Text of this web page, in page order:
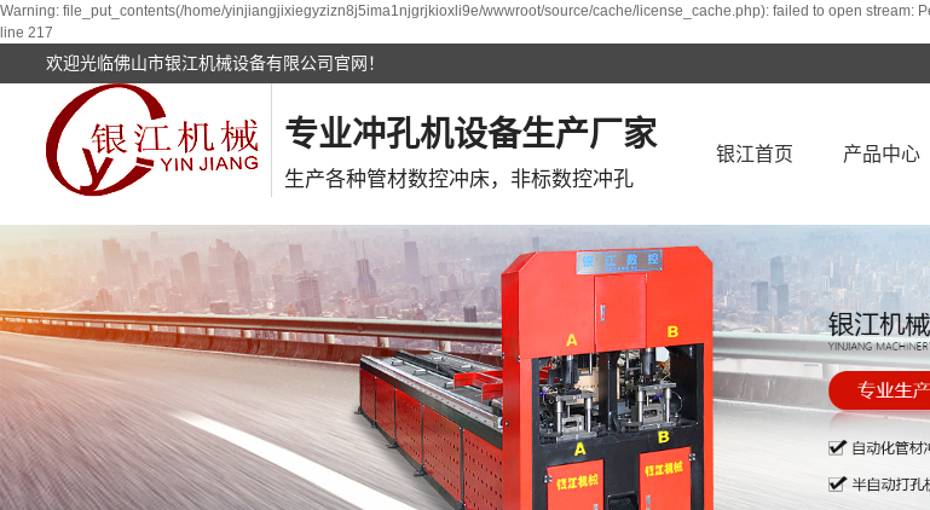
Warning: file_put_contents(/home/yinjiangjixiegyzizn8j5ima1njgrjkioxli9e/wwwroot/source/cache/license_cache.php): failed to open
line 217
欢迎光临佛山市银江机械设备有限公司官网！
专业冲孔机设备生产厂家
生产各种管材数控冲床，非标数控冲孔
银江首页 产品中心